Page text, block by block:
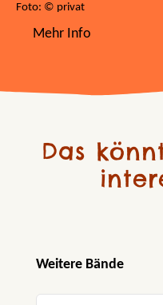
Foto: © privat
Mehr Info
Das
Produktgalerie
Weitere Bände